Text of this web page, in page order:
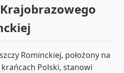
Rominckiej, położony na
Polski, stanowi